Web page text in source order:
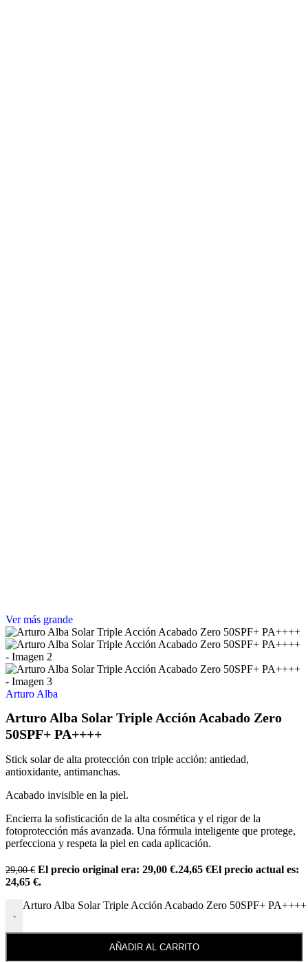
Ver más grande
Arturo Alba
Arturo Alba Solar Triple Acción Acabado Zero
50SPF+ PA++++
Stick solar de alta protección con triple acción: antiedad,
antioxidante, antimanchas.
Acabado invisible en la piel.
Encierra la sofisticación de la alta cosmética y el rigor de la
fotoprotección más avanzada. Una fórmula inteligente que protege,
perfecciona y respeta la piel en cada aplicación.
29,00€ El precio original era: 29,00 €.24,65 €El precio actual es:
24,65 €.
-
Arturo Alba Solar Triple Acción Acabado Zero 50SPF+ PA++++
AÑADIR AL CARRITO